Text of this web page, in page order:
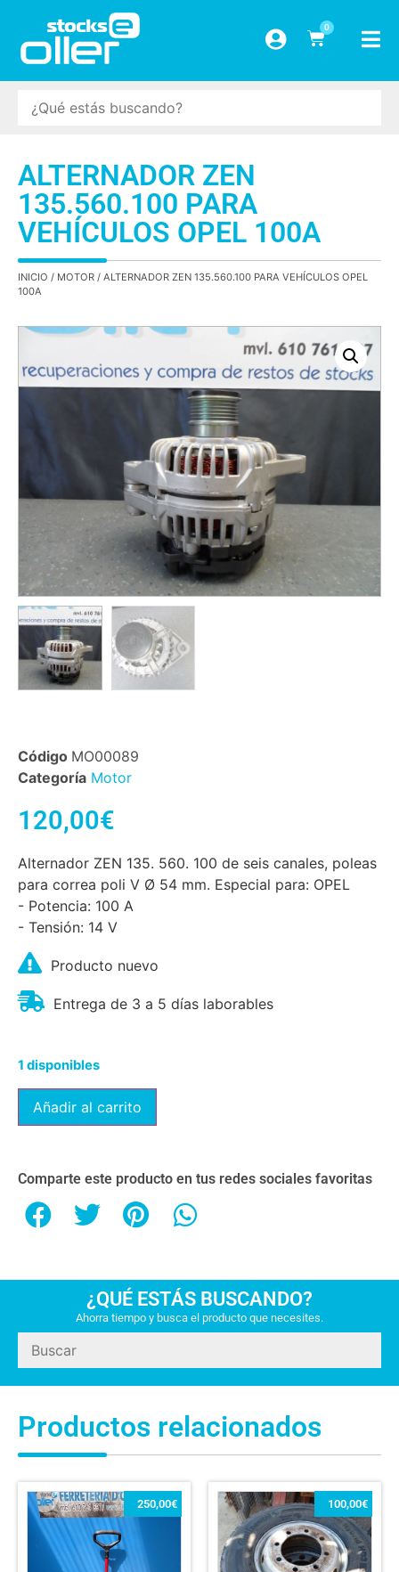
0
ALTERNADOR ZEN
135.560.100 PARA
VEHÍCULOS OPEL 100A
INICIO / MOTOR / ALTERNADOR ZEN 135.560.100 PARA VEHÍCULOS OPEL
100A
Código MO00089
Categoría Motor
120,00€
Alternador ZEN 135. 560. 100 de seis canales, poleas
para correa poli V Ø 54 mm. Especial para: OPEL
- Potencia: 100 A
- Tensión: 14 V
Producto nuevo
Entrega de 3 a 5 días laborables
1 disponibles
Añadir al carrito
Comparte este producto en tus redes sociales favoritas
¿QUÉ ESTÁS BUSCANDO?
Ahorra tiempo y busca el producto que necesites.
Productos relacionados
250,00€ 100,00€